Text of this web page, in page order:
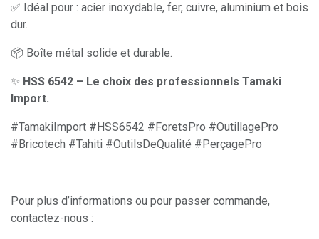
✅ Idéal pour : acier inoxydable, fer, cuivre, aluminium et bois
dur.
📦 Boîte métal solide et durable.
✨ HSS 6542 – Le choix des professionnels Tamaki
Import.
#TamakiImport #HSS6542 #ForetsPro #OutillagePro
#Bricotech #Tahiti #OutilsDeQualité #PerçagePro
Pour plus d’informations ou pour passer commande,
contactez-nous :